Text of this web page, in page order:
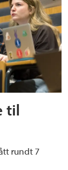
til
rundt 7